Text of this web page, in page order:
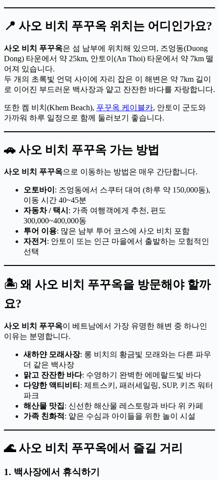
📍 사오 비치 푸꾸옥 위치는 어디인가요?
사오 비치 푸꾸옥은 섬 남부에 위치해 있으며, 즈엉동(Duong
Dong) 타운에서 약 25km, 안토이(An Thoi) 타운에서 약 7km 떨
어져 있습니다.
두 개의 초록빛 언덕 사이에 자리 잡은 이 해변은 약 7km 길이
로 이어진 부드러운 백사장과 얕고 잔잔한 바다를 자랑합니다.
또한 켐 비치(Khem Beach), 푸꾸옥 케이블카, 안토이 군도와
가까워 하루 일정으로 함께 둘러보기 좋습니다.
🚗 사오 비치 푸꾸옥 가는 방법
사오 비치 푸꾸옥으로 이동하는 방법은 매우 간단합니다.
오토바이 : 즈엉동에서 스쿠터 대여 (하루 약 150,000동),
이동 시간 40~45분
자동차 / 택시 : 가족 여행객에게 추천, 편도
300,000~400,000동
투어 이용: 많은 남부 투어 코스에 사오 비치 포함
자전거 : 안토이 또는 인근 마을에서 출발하는 모험적인
선택
🏝️ 왜 사오 비치 푸꾸옥을 방문해야 할까
요?
사오 비치 푸꾸옥이 베트남에서 가장 유명한 해변 중 하나인
이유는 분명합니다.
새하얀 모래사장: 롱 비치의 황금빛 모래와는 다른 파우
더 같은 백사장
맑고 잔잔한 바다: 수영하기 완벽한 에메랄드빛 바다
다양한 액티비티 : 제트스키, 패러세일링, SUP, 키즈 워터
파크
해산물 맛집: 신선한 해산물 레스토랑과 바다 위 카페
가족 친화적 : 얕은 수심과 아이들을 위한 놀이 시설
🌊 사오 비치 푸꾸옥에서 즐길 거리
1. 백사장에서 휴식하기